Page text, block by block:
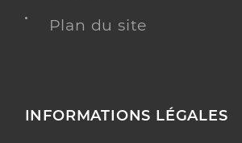
Plan du site
INFORMATIONS LÉGALES